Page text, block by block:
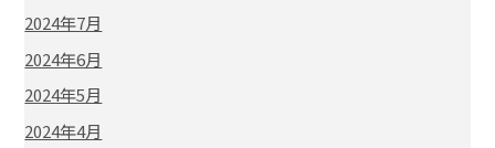
2024年7月
2024年6月
2024年5月
2024年4月